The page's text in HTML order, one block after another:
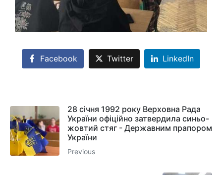
Facebook Twitter LinkedIn
28 січня 1992 року Верховна Рада
України офіційно затвердила синьо-
жовтий стяг - Державним прапором
України
Previous